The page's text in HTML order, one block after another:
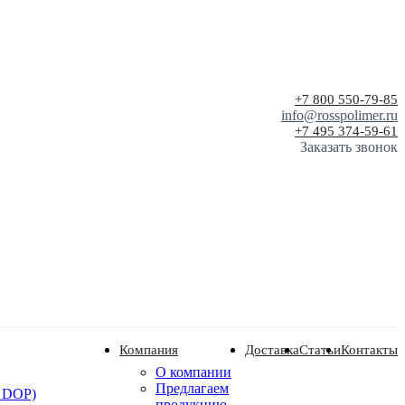
+7 800 550-79-85
info@rosspolimer.ru
+7 495 374-59-61
Заказать звонок
Компания
О компании
Предлагаем
ДоставкаСтатьиКонтакты